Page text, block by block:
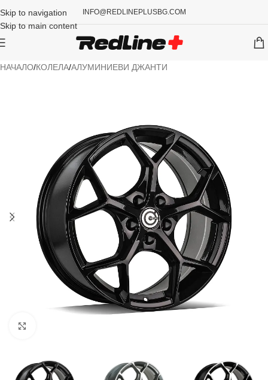
Skip to navigation
Skip to main content
INFO@REDLINEPLUSBG.COM
НАЧАЛО/КОЛЕЛА/АЛУМИНИЕВИ ДЖАНТИ